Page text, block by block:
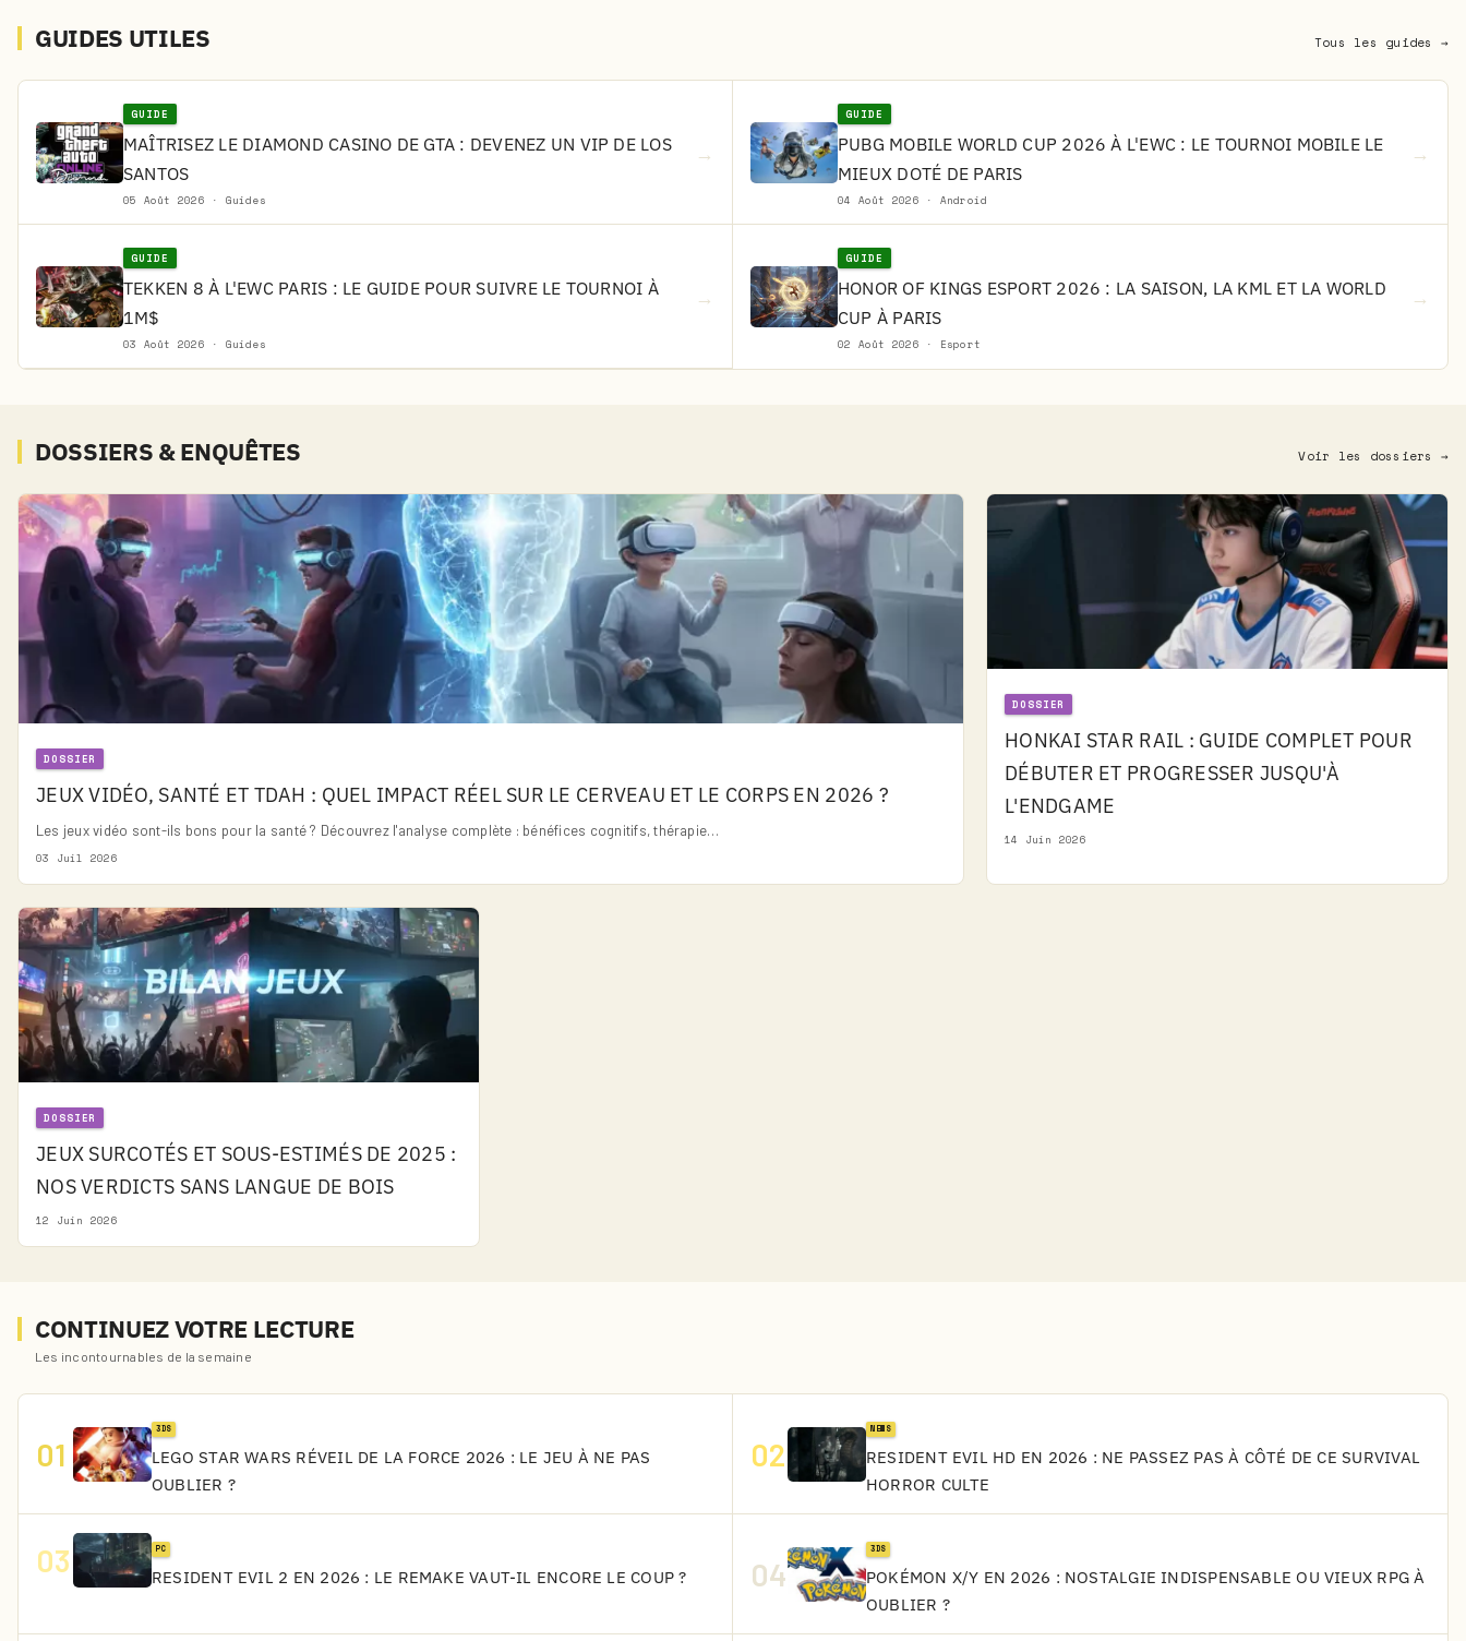
GUIDES UTILES Tous les guides →
GUIDE
MAÎTRISEZ LE DIAMOND CASINO DE GTA : DEVENEZ UN VIP DE LOS
SANTOS
05 Août 2026 · Guides
→
GUIDE
PUBG MOBILE WORLD CUP 2026 À L'EWC : LE TOURNOI MOBILE LE
MIEUX DOTÉ DE PARIS
04 Août 2026 · Android
→
GUIDE
TEKKEN 8 À L'EWC PARIS : LE GUIDE POUR SUIVRE LE TOURNOI À
1M$
03 Août 2026 · Guides
→
GUIDE
HONOR OF KINGS ESPORT 2026 : LA SAISON, LA KML ET LA WORLD
CUP À PARIS
02 Août 2026 · Esport
→
DOSSIERS & ENQUÊTES Voir les dossiers →
DOSSIER
JEUX VIDÉO, SANTÉ ET TDAH : QUEL IMPACT RÉEL SUR LE CERVEAU ET LE CORPS EN 2026 ?
Les jeux vidéo sont-ils bons pour la santé ? Découvrez l'analyse complète : bénéfices cognitifs, thérapie…
03 Juil 2026
DOSSIER
HONKAI STAR RAIL : GUIDE COMPLET POUR
DÉBUTER ET PROGRESSER JUSQU'À
L'ENDGAME
14 Juin 2026
DOSSIER
JEUX SURCOTÉS ET SOUS-ESTIMÉS DE 2025 :
NOS VERDICTS SANS LANGUE DE BOIS
12 Juin 2026
CONTINUEZ VOTRE LECTURE
Les incontournables de la semaine
01
3DS
LEGO STAR WARS RÉVEIL DE LA FORCE 2026 : LE JEU À NE PAS
OUBLIER ?
02
NEWS
RESIDENT EVIL HD EN 2026 : NE PASSEZ PAS À CÔTÉ DE CE SURVIVAL
HORROR CULTE
03 PC
RESIDENT EVIL 2 EN 2026 : LE REMAKE VAUT-IL ENCORE LE COUP ? 04
3DS
POKÉMON X/Y EN 2026 : NOSTALGIE INDISPENSABLE OU VIEUX RPG À
OUBLIER ?